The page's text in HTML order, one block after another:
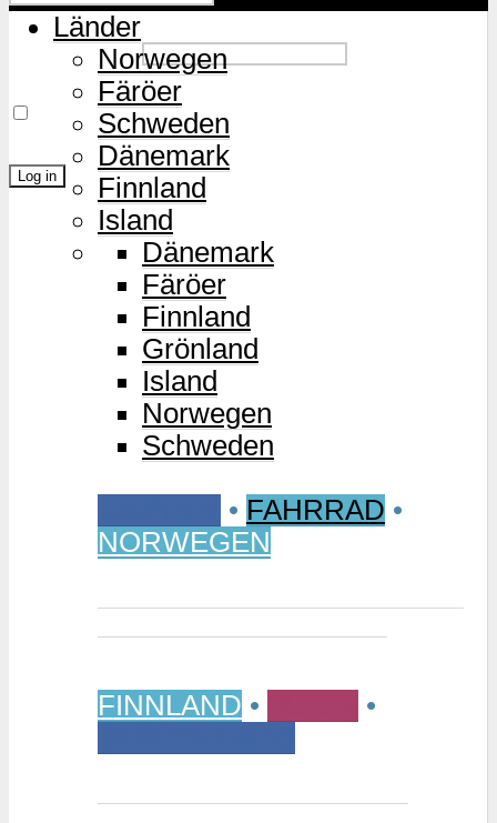
Password
Remember Me
Lost Password?
Länder
Norwegen
Färöer
Schweden
Dänemark
Finnland
Island
Dänemark
Färöer
Finnland
Grönland
Island
Norwegen
Schweden
• FAHRRAD •
NORWEGEN
FINNLAND •
•